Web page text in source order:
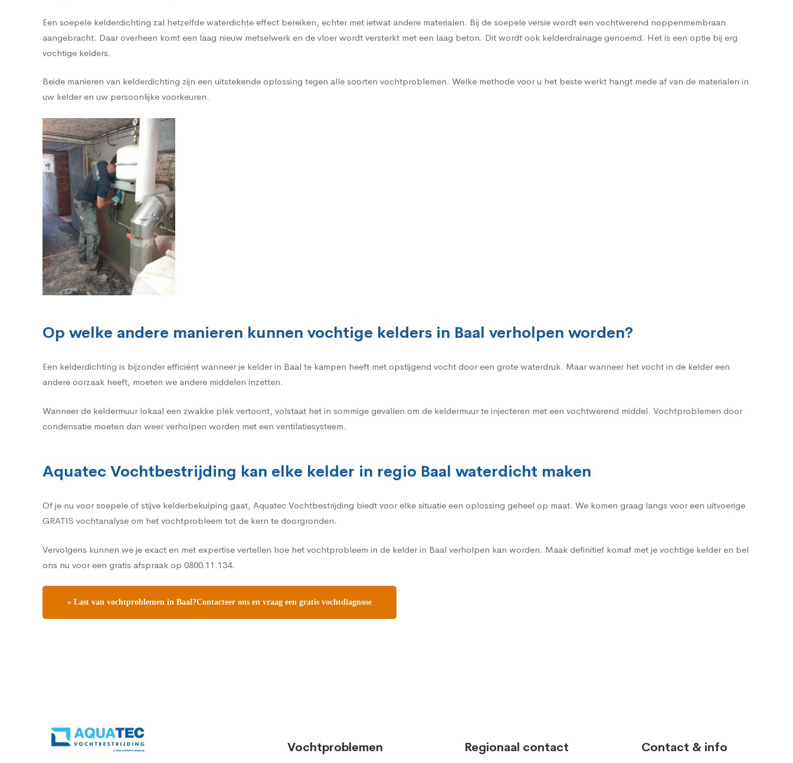
Een soepele kelderdichting zal hetzelfde waterdichte effect bereiken, echter met ietwat andere materialen. Bij de soepele versie wordt een vochtwerend noppenmembraan
aangebracht. Daar overheen komt een laag nieuw metselwerk en de vloer wordt versterkt met een laag beton. Dit wordt ook kelderdrainage genoemd. Het is een optie bij erg
vochtige kelders.
Beide manieren van kelderdichting zijn een uitstekende oplossing tegen alle soorten vochtproblemen. Welke methode voor u het beste werkt hangt mede af van de materialen in
uw kelder en uw persoonlijke voorkeuren.
Op welke andere manieren kunnen vochtige kelders in Baal verholpen worden?
Een kelderdichting is bijzonder efficiënt wanneer je kelder in Baal te kampen heeft met opstijgend vocht door een grote waterdruk. Maar wanneer het vocht in de kelder een
andere oorzaak heeft, moeten we andere middelen inzetten.
Wanneer de keldermuur lokaal een zwakke plek vertoont, volstaat het in sommige gevallen om de keldermuur te injecteren met een vochtwerend middel. Vochtproblemen door
condensatie moeten dan weer verholpen worden met een ventilatiesysteem.
Aquatec Vochtbestrijding kan elke kelder in regio Baal waterdicht maken
Of je nu voor soepele of stijve kelderbekuiping gaat, Aquatec Vochtbestrijding biedt voor elke situatie een oplossing geheel op maat. We komen graag langs voor een uitvoerige
GRATIS vochtanalyse om het vochtprobleem tot de kern te doorgronden.
Vervolgens kunnen we je exact en met expertise vertellen hoe het vochtprobleem in de kelder in Baal verholpen kan worden. Maak definitief komaf met je vochtige kelder en bel
ons nu voor een gratis afspraak op 0800.11.134.
» Last van vochtproblemen in Baal?Contacteer ons en vraag een gratis vochtdiagnose
Vochtproblemen Regionaal contact Contact & info